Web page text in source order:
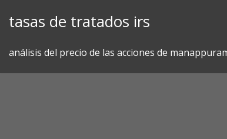
tasas de tratados irs
análisis del precio de las acciones de